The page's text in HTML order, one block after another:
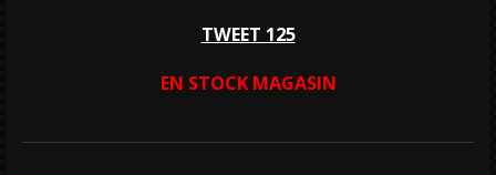
TWEET 125
EN STOCK MAGASIN